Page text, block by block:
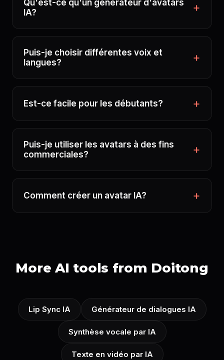
Qu'est-ce qu'un générateur d'avatars
IA?
Puis-je choisir différentes voix et
langues?
Est-ce facile pour les débutants?
Puis-je utiliser les avatars à des fins
commerciales?
Comment créer un avatar IA?
More AI tools from Doitong
Lip Sync IA Générateur de dialogues IA
Synthèse vocale par IA
Texte en vidéo par IA